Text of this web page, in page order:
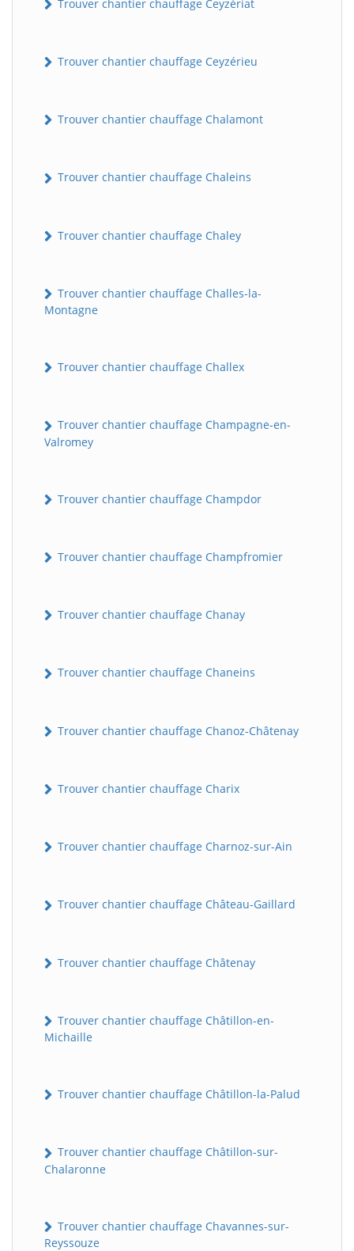
Trouver chantier chauffage Ceyzériat
Trouver chantier chauffage Ceyzérieu
Trouver chantier chauffage Chalamont
Trouver chantier chauffage Chaleins
Trouver chantier chauffage Chaley
Trouver chantier chauffage Challes-la-
Montagne
Trouver chantier chauffage Challex
Trouver chantier chauffage Champagne-en-
Valromey
Trouver chantier chauffage Champdor
Trouver chantier chauffage Champfromier
Trouver chantier chauffage Chanay
Trouver chantier chauffage Chaneins
Trouver chantier chauffage Chanoz-Châtenay
Trouver chantier chauffage Charix
Trouver chantier chauffage Charnoz-sur-Ain
Trouver chantier chauffage Château-Gaillard
Trouver chantier chauffage Châtenay
Trouver chantier chauffage Châtillon-en-
Michaille
Trouver chantier chauffage Châtillon-la-Palud
Trouver chantier chauffage Châtillon-sur-
Chalaronne
Trouver chantier chauffage Chavannes-sur-
Reyssouze